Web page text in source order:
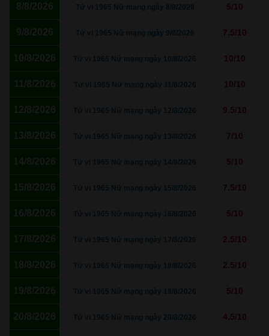
8/8/2026 Tử vi 1965 Nữ mạng ngày 8/8/2026 5/10
9/8/2026 Tử vi 1965 Nữ mạng ngày 9/8/2026 7.5/10
10/8/2026 Tử vi 1965 Nữ mạng ngày 10/8/2026 10/10
11/8/2026 Tử vi 1965 Nữ mạng ngày 11/8/2026 10/10
12/8/2026 Tử vi 1965 Nữ mạng ngày 12/8/2026 9.5/10
13/8/2026 Tử vi 1965 Nữ mạng ngày 13/8/2026 7/10
14/8/2026 Tử vi 1965 Nữ mạng ngày 14/8/2026 5/10
15/8/2026 Tử vi 1965 Nữ mạng ngày 15/8/2026 7.5/10
16/8/2026 Tử vi 1965 Nữ mạng ngày 16/8/2026 5/10
17/8/2026 Tử vi 1965 Nữ mạng ngày 17/8/2026 2.5/10
18/8/2026 Tử vi 1965 Nữ mạng ngày 18/8/2026 2.5/10
19/8/2026 Tử vi 1965 Nữ mạng ngày 19/8/2026 5/10
20/8/2026 Tử vi 1965 Nữ mạng ngày 20/8/2026 4.5/10